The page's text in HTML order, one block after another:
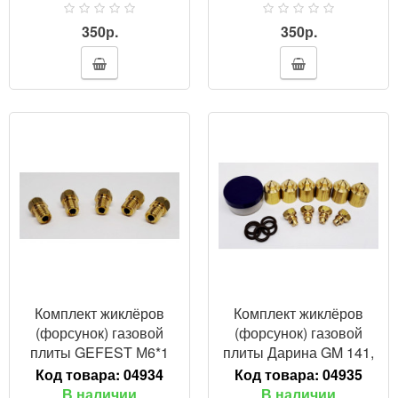
350р. 350р.
Комплект жиклёров
(форсунок) газовой
плиты GEFEST М6*1
(сжиженный газ)
Код товара: 04934
Комплект жиклёров
(форсунок) газовой
плиты Дарина GM 141,
241, 341, с термостатом
(природный газ)
Код товара: 04935